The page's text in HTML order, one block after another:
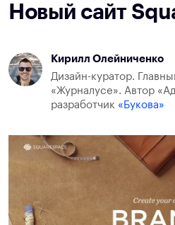
Новый сайт
Кирилл Олейниченко
Дизайн-куратор.
«Журналусе». Автор
разработчик «Букова»